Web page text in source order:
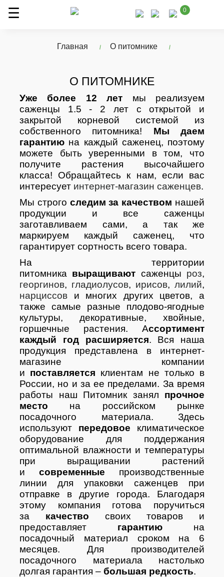
0
Главная О питомнике
О ПИТОМНИКЕ
Уже более 12 лет мы реализуем
саженцы 1.5 - 2 лет с открытой и
закрытой корневой системой из
собственного питомника! Мы даем
гарантию на каждый саженец, поэтому
можете быть уверенными в том, что
получите растения высочайшего
класса! Обращайтесь к нам, если вас
интересует интернет-магазин саженцев.
Мы строго следим за качеством нашей
продукции и все саженцы
заготавливаем сами, а так же
маркируем каждый саженец, что
гарантирует сортность всего товара.
На территории
питомника выращивают саженцы роз,
георгинов, гладиолусов, ирисов, лилий,
нарциссов и многих других цветов, а
также самые разные плодово-ягодные
культуры, декоративные, хвойные,
горшечные растения. Ассортимент
каждый год расширяется. Вся наша
продукция представлена в интернет-
магазине компании
и поставляется клиентам не только в
России, но и за ее пределами. За время
работы наш Питомник занял прочное
место на российском рынке
посадочного материала. Здесь
используют передовое климатическое
оборудование для поддержания
оптимальной влажности и температуры
при выращивании растений
и современные производственные
линии для упаковки саженцев при
отправке в другие города. Благодаря
этому компания готова поручиться
за качество своих товаров и
предоставляет гарантию на
посадочный материал сроком на 6
месяцев. Для производителей
посадочного материала настолько
долгая гарантия – большая редкость.